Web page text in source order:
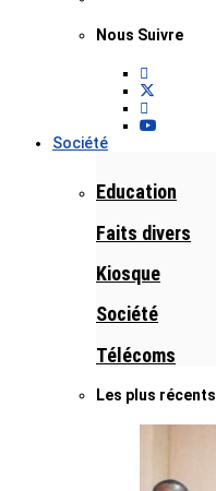
Nous Suivre
Société
Education
Faits divers
Kiosque
Société
Télécoms
Les plus récents